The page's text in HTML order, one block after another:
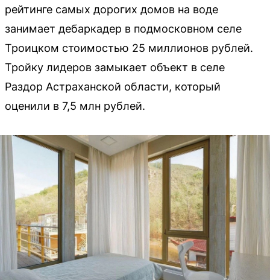
рейтинге самых дорогих домов на воде
занимает дебаркадер в подмосковном селе
Троицком стоимостью 25 миллионов рублей.
Тройку лидеров замыкает объект в селе
Раздор Астраханской области, который
оценили в 7,5 млн рублей.